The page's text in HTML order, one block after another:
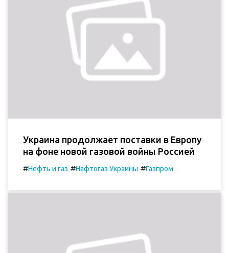
Украина продолжает поставки в Европу
на фоне новой газовой войны Россией
#Нефть и газ #Нафтогаз Украины #Газпром